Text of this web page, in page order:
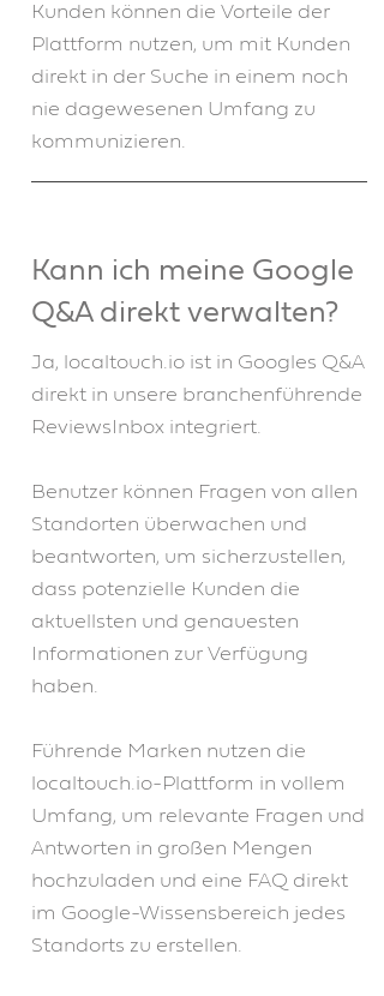
Kunden können die Vorteile der
Plattform nutzen, um mit Kunden
direkt in der Suche in einem noch
nie dagewesenen Umfang zu
kommunizieren.
Kann ich meine Google
Q&A direkt verwalten?
Ja, localtouch.io ist in Googles Q&A
direkt in unsere branchenführende
ReviewsInbox integriert.
Benutzer können Fragen von allen
Standorten überwachen und
beantworten, um sicherzustellen,
dass potenzielle Kunden die
aktuellsten und genauesten
Informationen zur Verfügung
haben.
Führende Marken nutzen die
localtouch.io-Plattform in vollem
Umfang, um relevante Fragen und
Antworten in großen Mengen
hochzuladen und eine FAQ direkt
im Google-Wissensbereich jedes
Standorts zu erstellen.